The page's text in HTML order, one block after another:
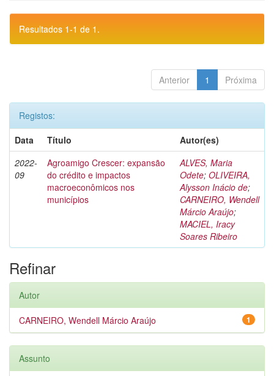
Resultados 1-1 de 1.
Anterior 1 Próxima
Registos:
Data
Título
Autor(es)
2022-
09
Agroamigo Crescer: expansão
do crédito e impactos
macroeconômicos nos
municípios
ALVES, Maria
Odete; OLIVEIRA,
Alysson Inácio de;
CARNEIRO, Wendell
Márcio Araújo;
MACIEL, Iracy
Soares Ribeiro
Refinar
Autor
1
CARNEIRO, Wendell Márcio Araújo
Assunto